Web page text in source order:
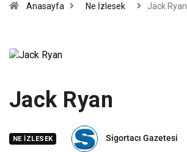
Anasayfa Ne İzlesek Jack Ryan
Jack Ryan
NE İZLESEK Sigortacı Gazetesi